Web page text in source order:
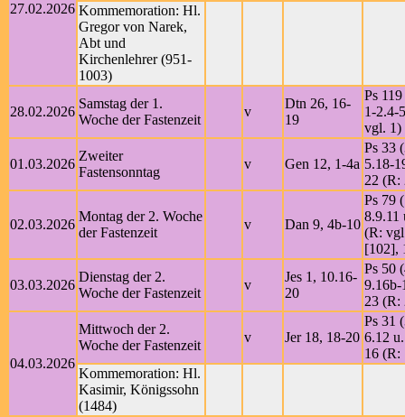
27.02.2026 Kommemoration: Hl.
Gregor von Narek,
Abt und
Kirchenlehrer (951-
1003)
28.02.2026
Samstag der 1.
Woche der Fastenzeit
v
Dtn 26, 16-
19
Ps
1-2.4-
vgl. 1)
01.03.2026
Zweiter
Fastensonntag
v Gen 12, 1-4a
Ps 33
5.18-
22 (R:
02.03.2026
Montag der 2. Woche
der Fastenzeit
v Dan 9, 4b-10
Ps 79
8.9.11
(R:
[102],
03.03.2026
Dienstag der 2.
Woche der Fastenzeit
v
Jes 1, 10.16-
20
Ps 50
9.16b-
23 (R:
04.03.2026
Mittwoch der 2.
Woche der Fastenzeit
v Jer 18, 18-20
Ps 31
6.12
16 (R:
Kommemoration: Hl.
Kasimir, Königssohn
(1484)